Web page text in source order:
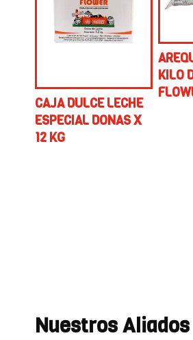
CAJA DULCE LECHE
ESPECIAL DONAS X
12 KG
KILO
Nuestros Aliados